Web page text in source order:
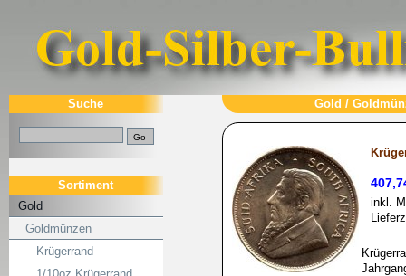
Suche
Sortiment
Gold
Goldmünzen
Krügerrand
Gold /
inkl.